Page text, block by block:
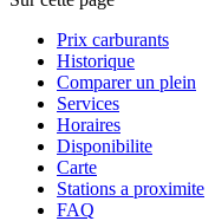
Prix carburants
Historique
Comparer un plein
Services
Horaires
Disponibilite
Carte
Stations a proximite
FAQ